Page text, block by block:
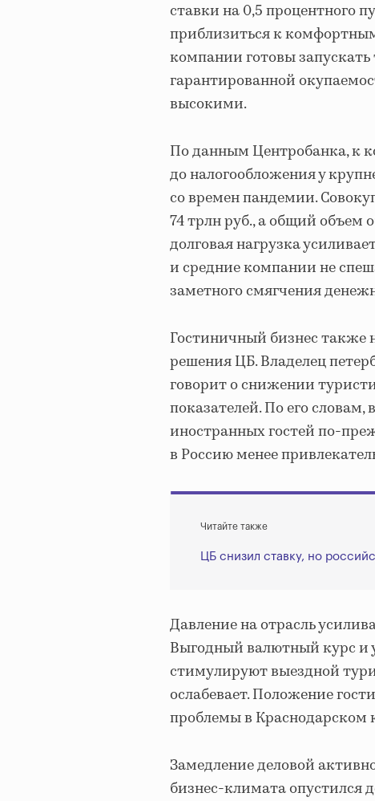
ставки на 0,5 процентного
приблизиться к
компании готовы
гарантированной
высокими.
По данным Центробанка, к
до налогообложения у
со времен пандемии.
74 трлн руб., а общий объем
долговая нагрузка
и средние компании не
заметного смягчения
Гостиничный бизнес также
решения ЦБ. Владелец
говорит о снижении
показателей. По его
иностранных гостей по-
в Россию менее
Читайте также
ЦБ снизил ставку, но
Давление на отрасль
Выгодный валютный курс и
стимулируют выездной
ослабевает. Положение
проблемы в Краснодарском
Замедление деловой
бизнес-климата опустился